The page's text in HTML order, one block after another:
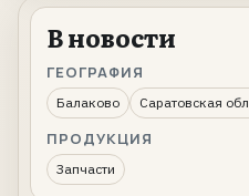
В новости
ГЕОГРАФИЯ
Балаково Саратовская
ПРОДУКЦИЯ
Запчасти